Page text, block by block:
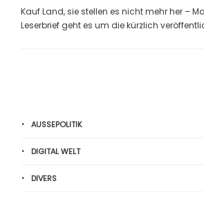
Kauf Land, sie stellen es nicht mehr her –
Leserbrief geht es um die kürzlich
AUSSEPOLITIK
DIGITAL WELT
DIVERS